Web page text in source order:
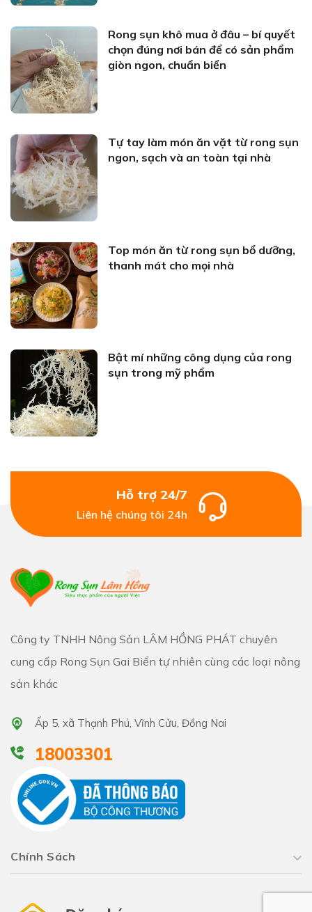
Rong sụn khô mua ở đâu – bí quyết
chọn đúng nơi bán để có sản phẩm
giòn ngon, chuẩn biển
Tự tay làm món ăn vặt từ rong sụn
ngon, sạch và an toàn tại nhà
Top món ăn từ rong sụn bổ dưỡng,
thanh mát cho mọi nhà
Bật mí những công dụng của rong
sụn trong mỹ phẩm
Hỗ trợ 24/7
Liên hệ chúng tôi 24h
Công ty TNHH Nông Sản LÂM HỒNG PHÁT chuyên
cung cấp Rong Sụn Gai Biển tự nhiên cùng các loại nông
sản khác
Ấp 5, xã Thạnh Phú, Vĩnh Cửu, Đồng Nai
18003301
Chính Sách